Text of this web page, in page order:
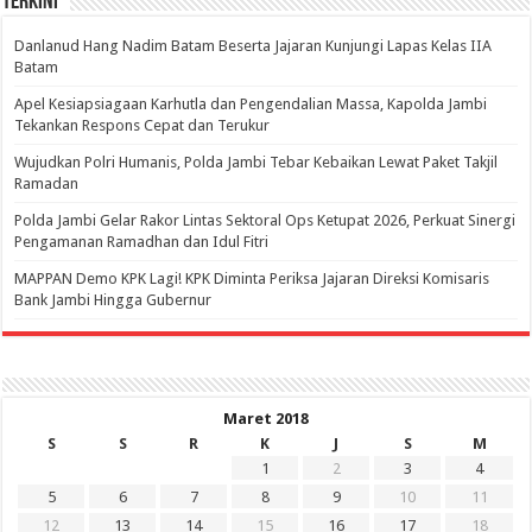
Danlanud Hang Nadim Batam Beserta Jajaran Kunjungi Lapas Kelas IIA
Batam
Apel Kesiapsiagaan Karhutla dan Pengendalian Massa, Kapolda Jambi
Tekankan Respons Cepat dan Terukur
Wujudkan Polri Humanis, Polda Jambi Tebar Kebaikan Lewat Paket Takjil
Ramadan
Polda Jambi Gelar Rakor Lintas Sektoral Ops Ketupat 2026, Perkuat Sinergi
Pengamanan Ramadhan dan Idul Fitri
‎MAPPAN Demo KPK Lagi! KPK Diminta Periksa Jajaran Direksi Komisaris
Bank Jambi Hingga Gubernur ‎
Maret 2018
S
S R K J S
M
1
2 3
4
5
6 7 8 9 10
11
12
13 14 15 16 17 18